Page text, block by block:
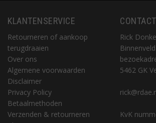
KLANTENSERVICE
Retourneren of aankoop
terugdraaien
Over ons
Algemene voorwaarden
Disclaimer
Privacy Policy
Betaalmethoden
Verzenden & retourneren
CONTACT
Rick
5462 GK
KvK